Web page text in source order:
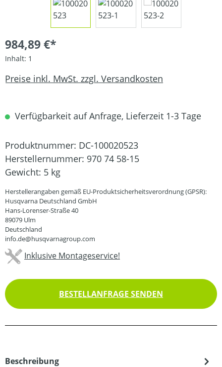
984,89 €*
Inhalt: 1
Preise inkl. MwSt. zzgl. Versandkosten
Verfügbarkeit auf Anfrage, Lieferzeit 1-3 Tage
Produktnummer: DC-100020523
Herstellernummer: 970 74 58-15
Gewicht: 5 kg
Herstellerangaben gemäß EU-Produktsicherheitsverordnung (GPSR):
Husqvarna Deutschland GmbH
Hans-Lorenser-Straße 40
89079 Ulm
Deutschland
info.de@husqvarnagroup.com
Inklusive Montageservice!
BESTELLANFRAGE SENDEN
Beschreibung